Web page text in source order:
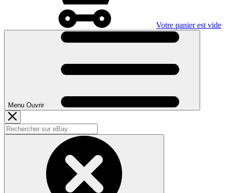
Votre panier est vide
Menu Ouvrir